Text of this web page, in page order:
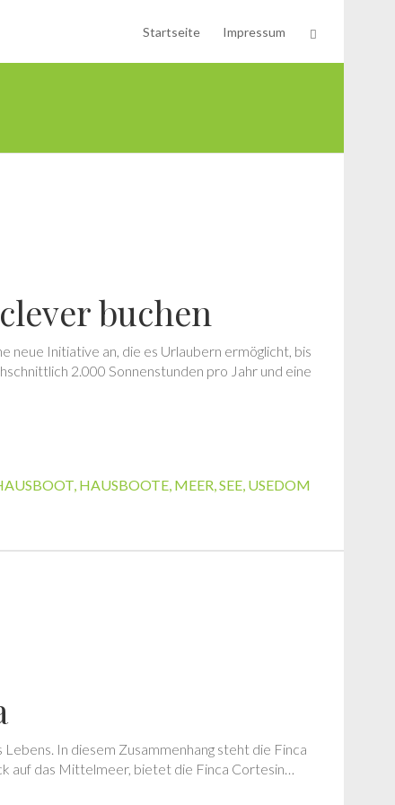
Startseite Impressum
buchen
neue Initiative an, die es Urlaubern ermöglicht, bis
2.000 Sonnenstunden pro Jahr und eine
HAUSBOOTE MEER SEE USEDOM
In diesem Zusammenhang steht die Finca
auf das Mittelmeer, bietet die Finca Cortesin…